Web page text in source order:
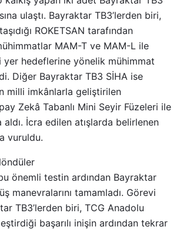
ulaştı. Bayraktar TB3’lerden biri,
ROKETSAN tarafından
MAM-T ve MAM-L ile
yer hedeflerine yönelik mühimmat
Diğer Bayraktar TB3 SİHA ise
milli imkânlarla geliştirilen
Zekâ Tabanlı Mini Seyir Füzeleri ile
aldı. İcra edilen atışlarda belirlenen
vuruldu.
önemli testin ardından Bayraktar
manevralarını tamamladı. Görevi
TB3’lerden biri, TCG Anadolu
başarılı inişin ardından tekrar